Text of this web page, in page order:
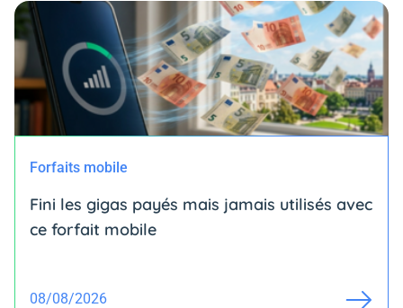
Forfaits mobile
Fini les gigas payés mais jamais utilisés avec
ce forfait mobile
08/08/2026